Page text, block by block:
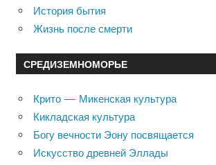
История бытия
Жизнь после смерти
СРЕДИЗЕМНОМОРЬЕ
Крито — Микенская культура
Кикладская культура
Богу вечности Эону посвящается
Искусство древней Эллады